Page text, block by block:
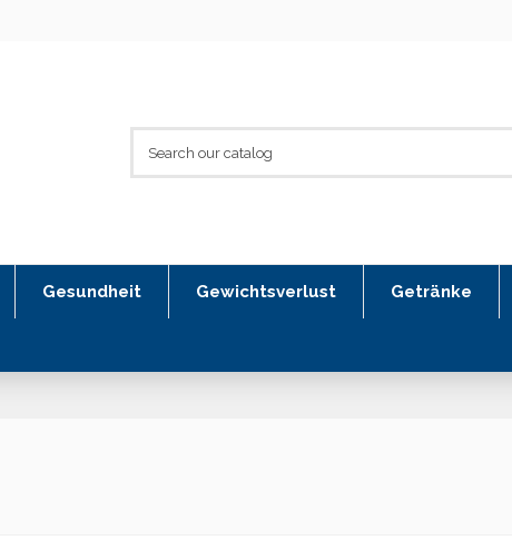
Gesundheit Gewichtsverlust Getränke